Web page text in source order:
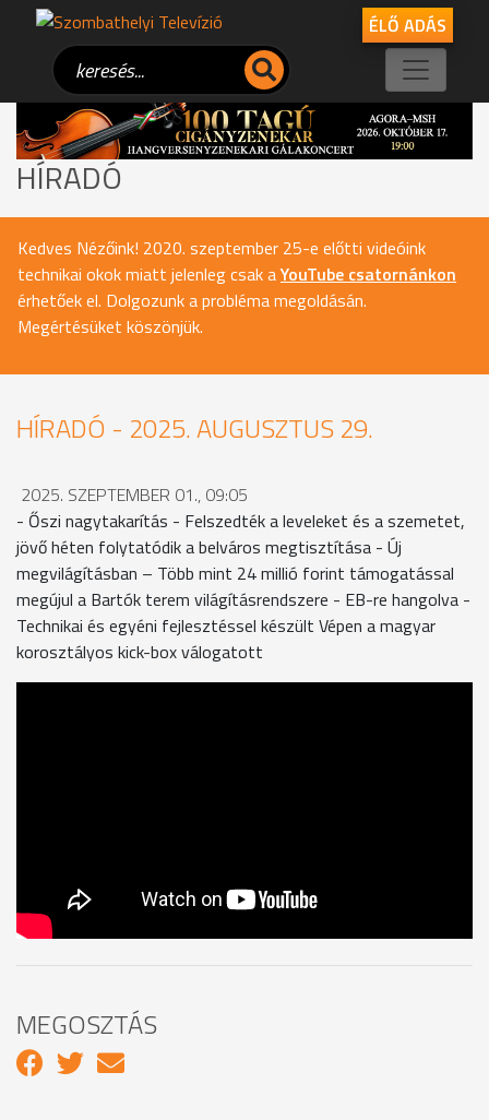
ÉLŐ ADÁS
HÍRADÓ
Kedves Nézőink! 2020. szeptember 25-e előtti videóink
technikai okok miatt jelenleg csak aYouTube csatornánkon
érhetőek el. Dolgozunk a probléma megoldásán.
Megértésüket köszönjük.
HÍRADÓ - 2025. AUGUSZTUS 29.
2025. SZEPTEMBER 01., 09:05
- Őszi nagytakarítás - Felszedték a leveleket és a szemetet,
jövő héten folytatódik a belváros megtisztítása - Új
megvilágításban – Több mint 24 millió forint támogatással
megújul a Bartók terem világításrendszere - EB-re hangolva -
Technikai és egyéni fejlesztéssel készült Vépen a magyar
korosztályos kick-box válogatott
MEGOSZTÁS